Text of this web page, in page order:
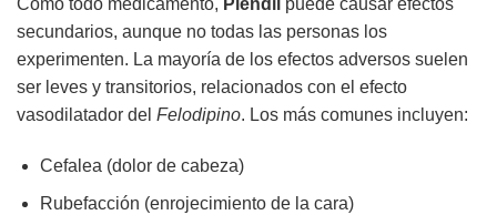
Como todo medicamento, Plendil puede causar efectos
secundarios, aunque no todas las personas los
experimenten. La mayoría de los efectos adversos suelen
ser leves y transitorios, relacionados con el efecto
vasodilatador del Felodipino. Los más comunes incluyen:
Cefalea (dolor de cabeza)
Rubefacción (enrojecimiento de la cara)